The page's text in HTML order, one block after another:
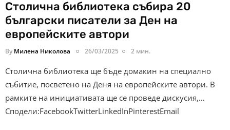
Столична библиотека събира 20
български писатели за Ден на
европейските автори
By Милена Николова 26/03/2025 2 мин.
Столична библиотека ще бъде домакин на специално
събитие, посветено на Деня на европейските автори. В
рамките на инициативата ще се проведе дискусия,…
Сподели:FacebookTwitterLinkedInPinterestEmail